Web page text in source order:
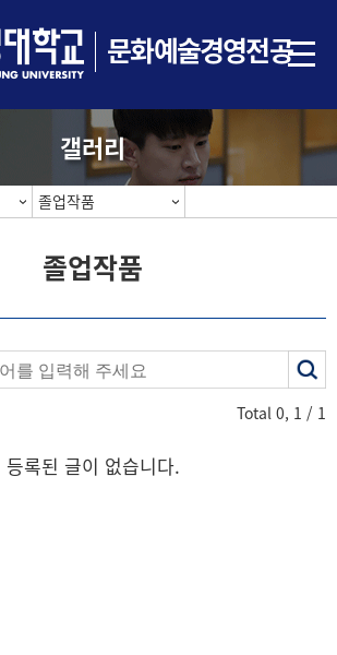
문화예술경영전공
갤러리
졸업작품
졸업작품
Total 0, 1 / 1
등록된 글이 없습니다.